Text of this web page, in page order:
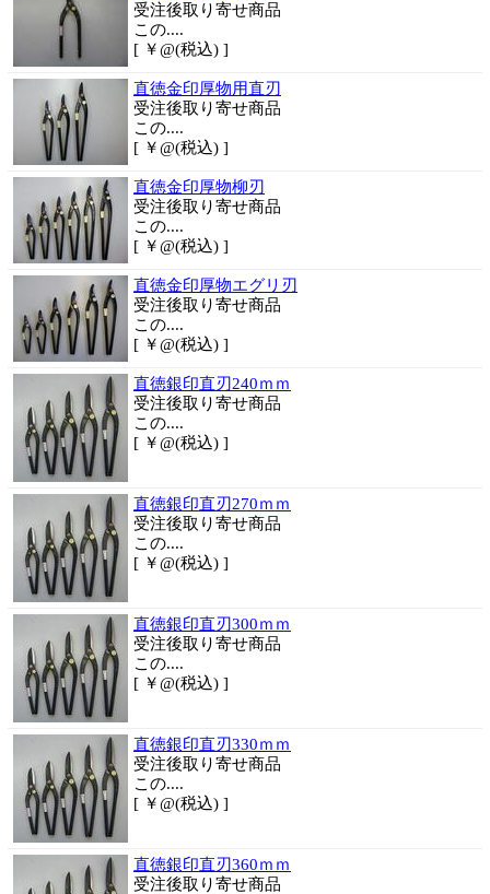
受注後取り寄せ商品
この....
[ ￥@(税込) ]
直徳金印厚物用直刃
受注後取り寄せ商品
この....
[ ￥@(税込) ]
直徳金印厚物柳刃
受注後取り寄せ商品
この....
[ ￥@(税込) ]
直徳金印厚物エグリ刃
受注後取り寄せ商品
この....
[ ￥@(税込) ]
直徳銀印直刃240ｍｍ
受注後取り寄せ商品
この....
[ ￥@(税込) ]
直徳銀印直刃270ｍｍ
受注後取り寄せ商品
この....
[ ￥@(税込) ]
直徳銀印直刃300ｍｍ
受注後取り寄せ商品
この....
[ ￥@(税込) ]
直徳銀印直刃330ｍｍ
受注後取り寄せ商品
この....
[ ￥@(税込) ]
直徳銀印直刃360ｍｍ
受注後取り寄せ商品